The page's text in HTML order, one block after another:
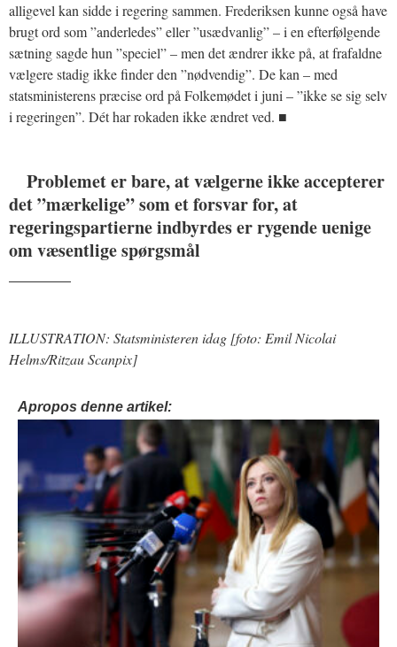
alligevel kan sidde i regering sammen. Frederiksen kunne også have
brugt ord som ”anderledes” eller ”usædvanlig” – i en efterfølgende
sætning sagde hun ”speciel” – men det ændrer ikke på, at frafaldne
vælgere stadig ikke finder den ”nødvendig”. De kan – med
statsministerens præcise ord på Folkemødet i juni – ”ikke se sig selv
i regeringen”. Dét har rokaden ikke ændret ved. ■
Problemet er bare, at vælgerne ikke accepterer
det ”mærkelige” som et forsvar for, at
regeringspartierne indbyrdes er rygende uenige
om væsentlige spørgsmål
ILLUSTRATION: Statsministeren idag [foto: Emil Nicolai
Helms/Ritzau Scanpix]
Apropos denne artikel: